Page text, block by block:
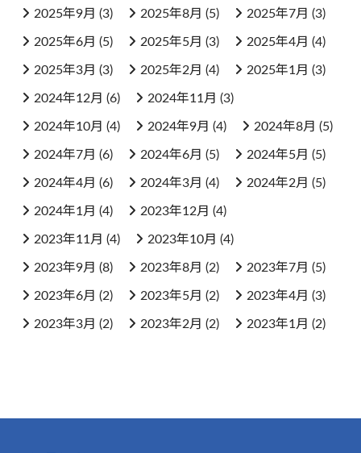
2025年9月 (3) 2025年8月 (5) 2025年7月 (3)
2025年6月 (5) 2025年5月 (3) 2025年4月 (4)
2025年3月 (3) 2025年2月 (4) 2025年1月 (3)
2024年12月 (6) 2024年11月 (3)
2024年10月 (4) 2024年9月 (4) 2024年8月 (5)
2024年7月 (6) 2024年6月 (5) 2024年5月 (5)
2024年4月 (6) 2024年3月 (4) 2024年2月 (5)
2024年1月 (4) 2023年12月 (4)
2023年11月 (4) 2023年10月 (4)
2023年9月 (8) 2023年8月 (2) 2023年7月 (5)
2023年6月 (2) 2023年5月 (2) 2023年4月 (3)
2023年3月 (2) 2023年2月 (2) 2023年1月 (2)